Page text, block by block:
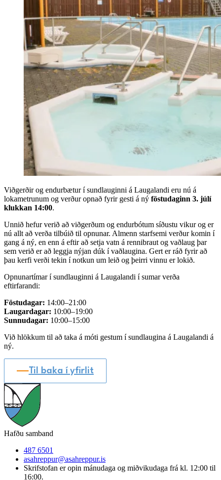
Viðgerðir og endurbætur í sundlauginni á Laugalandi eru nú á
lokametrunum og verður opnað fyrir gesti á ný föstudaginn 3. júlí
klukkan 14:00.
Unnið hefur verið að viðgerðum og endurbótum síðustu vikur og er
nú allt að verða tilbúið til opnunar. Almenn starfsemi verður komin í
gang á ný, en enn á eftir að setja vatn á rennibraut og vaðlaug þar
sem verið er að leggja nýjan dúk í vaðlaugina. Gert er ráð fyrir að
þau kerfi verði tekin í notkun um leið og þeirri vinnu er lokið.
Opnunartímar í sundlauginni á Laugalandi í sumar verða
eftirfarandi:
Föstudagar: 14:00–21:00
Laugardagar: 10:00–19:00
Sunnudagar: 10:00–15:00
Við hlökkum til að taka á móti gestum í sundlaugina á Laugalandi á
ný.
Til baka í yfirlit
Hafðu samband
487 6501
asahreppur@asahreppur.is
Skrifstofan er opin mánudaga og miðvikudaga frá kl. 12:00 til
16:00.